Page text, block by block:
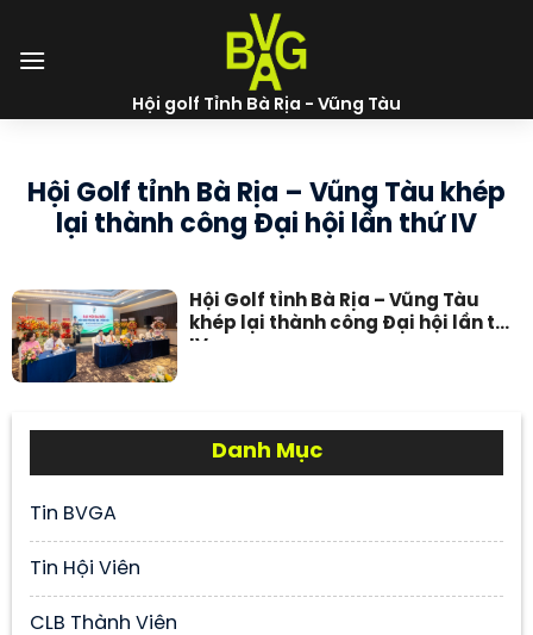
content
Hội golf Tỉnh Bà Rịa - Vũng Tàu
Hội Golf tỉnh Bà Rịa – Vũng Tàu khép
lại thành công Đại hội lần thứ IV
Hội Golf tỉnh Bà Rịa – Vũng Tàu
khép lại thành công Đại hội lần thứ
IV
Danh Mục
Tin BVGA
Tin Hội Viên
CLB Thành Viên